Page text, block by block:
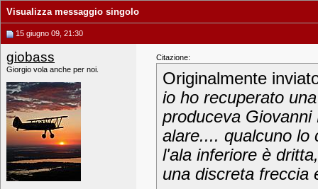
Visualizza messaggio singolo
15 giugno 09, 21:30
giobass
Giorgio vola anche per noi.
Citazione:
Originalmente
io ho recuperato
produceva
alare.... qualcuno lo
l'ala inferiore è
una discreta freccia